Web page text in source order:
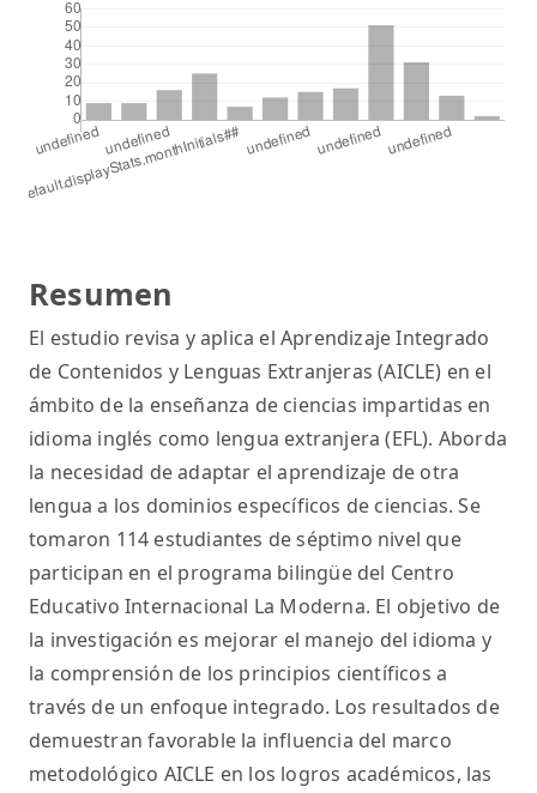
Resumen
El estudio revisa y aplica el Aprendizaje Integrado
de Contenidos y Lenguas Extranjeras (AICLE) en el
ámbito de la enseñanza de ciencias impartidas en
idioma inglés como lengua extranjera (EFL). Aborda
la necesidad de adaptar el aprendizaje de otra
lengua a los dominios específicos de ciencias. Se
tomaron 114 estudiantes de séptimo nivel que
participan en el programa bilingüe del Centro
Educativo Internacional La Moderna. El objetivo de
la investigación es mejorar el manejo del idioma y
la comprensión de los principios científicos a
través de un enfoque integrado. Los resultados de
demuestran favorable la influencia del marco
metodológico AICLE en los logros académicos, las